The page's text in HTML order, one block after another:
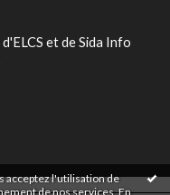
acceptez l'utilisation de
de nos services.En
et de Sida Info